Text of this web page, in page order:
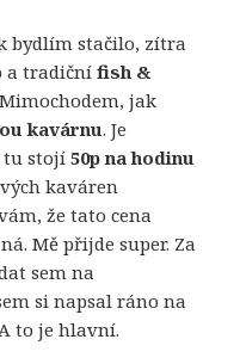
bydlím stačilo, zítra
a tradičnífish &
jak
kavárnu. Je
tu stojí50p na hodinu
kaváren
že tato cena
Mě přijde super. Za
sem na
si napsal ráno na
to je hlavní.